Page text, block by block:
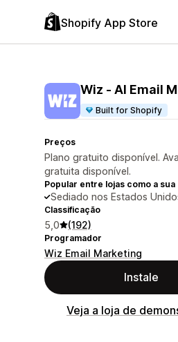
Shopify App Store
Wiz ‑ AI Email
Built for Shopify
Preços
Plano gratuito disponível.
gratuita disponível.
Popular entre lojas como a sua
Sediado nos Estados
Classificação
5,0 (192)
Programador
Wiz Email Marketing
Instale
Veja a loja de